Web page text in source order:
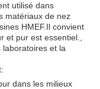
utilisé dans
matériaux de nez
HMEF.Il convient
pur est essentiel.,
et la
dans les milieux